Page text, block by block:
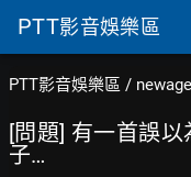
PTT影音娛樂區
PTT影音娛樂區 /
[問題] 有一首誤
子…